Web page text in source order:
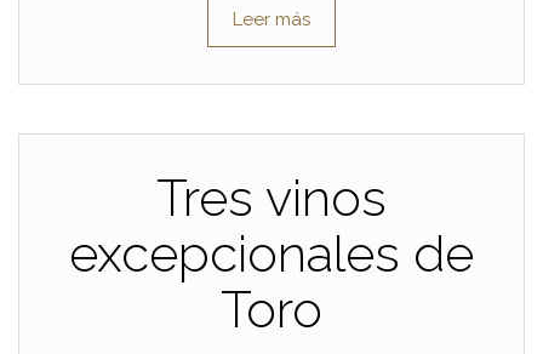
Leer más
Tres vinos
excepcionales de
Toro